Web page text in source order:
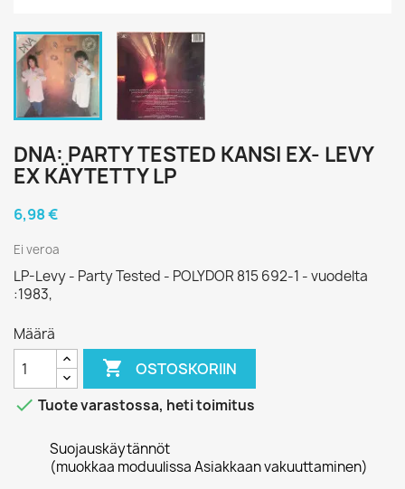
DNA: PARTY TESTED KANSI EX- LEVY
EX KÄYTETTY LP
6,98 €
Ei veroa
LP-Levy - Party Tested - POLYDOR 815 692-1 - vuodelta
:1983,
Määrä
 OSTOSKORIIN
 Tuote varastossa, heti toimitus
Suojauskäytännöt
(muokkaa moduulissa Asiakkaan vakuuttaminen)